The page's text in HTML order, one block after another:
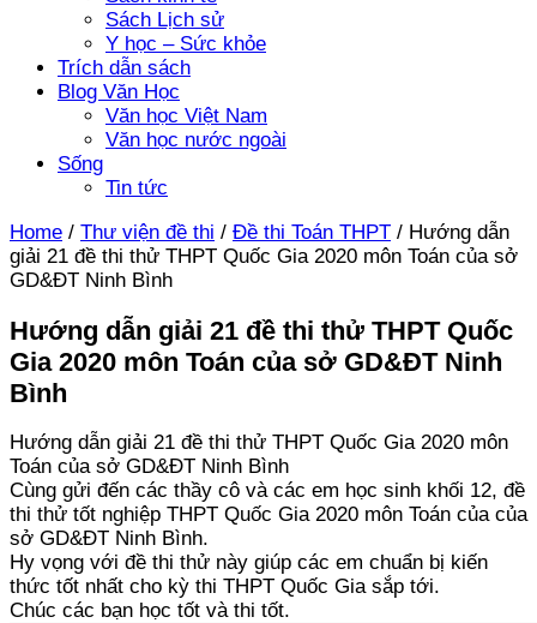
Sách Lịch sử
Y học – Sức khỏe
Trích dẫn sách
Blog Văn Học
Văn học Việt Nam
Văn học nước ngoài
Sống
Tin tức
Home / Thư viện đề thi / Đề thi Toán THPT / Hướng dẫn
giải 21 đề thi thử THPT Quốc Gia 2020 môn Toán của sở
GD&ĐT Ninh Bình
Hướng dẫn giải 21 đề thi thử THPT Quốc
Gia 2020 môn Toán của sở GD&ĐT Ninh
Bình
Hướng dẫn giải 21 đề thi thử THPT Quốc Gia 2020 môn
Toán của sở GD&ĐT Ninh Bình
Cùng gửi đến các thầy cô và các em học sinh khối 12, đề
thi thử tốt nghiệp THPT Quốc Gia 2020 môn Toán của của
sở GD&ĐT Ninh Bình.
Hy vọng với đề thi thử này giúp các em chuẩn bị kiến
thức tốt nhất cho kỳ thi THPT Quốc Gia sắp tới.
Chúc các bạn học tốt và thi tốt.